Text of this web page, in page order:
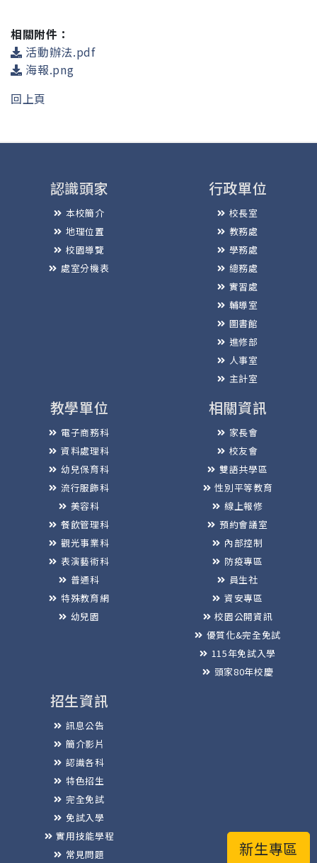
相關附件：
活動辦法.pdf
海報.png
回上頁
新生專區
認識頭家
本校簡介
地理位置
校園導覽
處室分機表
行政單位
校長室
教務處
學務處
總務處
實習處
輔導室
圖書館
進修部
人事室
主計室
教學單位
電子商務科
資料處理科
幼兒保育科
流行服飾科
美容科
餐飲管理科
觀光事業科
表演藝術科
普通科
特殊教育網
幼兒園
相關資訊
家長會
校友會
雙語共學區
性別平等教育
線上報修
預約會議室
內部控制
防疫專區
員生社
資安專區
校園公開資訊
優質化&完全免試
115年免試入學
頭家80年校慶
招生資訊
訊息公告
簡介影片
認識各科
特色招生
完全免試
免試入學
實用技能學程
常見問題